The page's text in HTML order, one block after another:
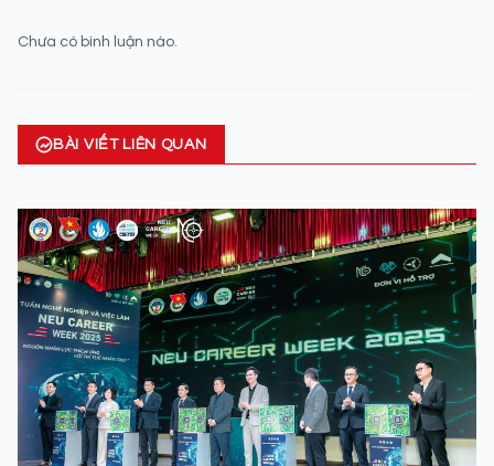
Chưa có bình luận nào.
BÀI VIẾT LIÊN QUAN